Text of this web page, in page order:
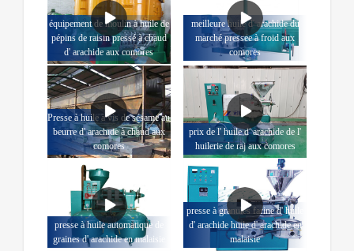
équipement de moulin à huile de
pépins de raisin pressé à chaud
d' arachide aux comores
meilleure huile d' arachide du
marché pressée à froid aux
comores
Presse à huile à vis de sésame au
beurre d' arachide à chaud aux
comores
prix de l' huile d' arachide de l'
huilerie de raj aux comores
presse à huile automatique de
graines d' arachide en malaisie
presse à granulés farine d' huile
d' arachide huile d' arachide en
malaisie